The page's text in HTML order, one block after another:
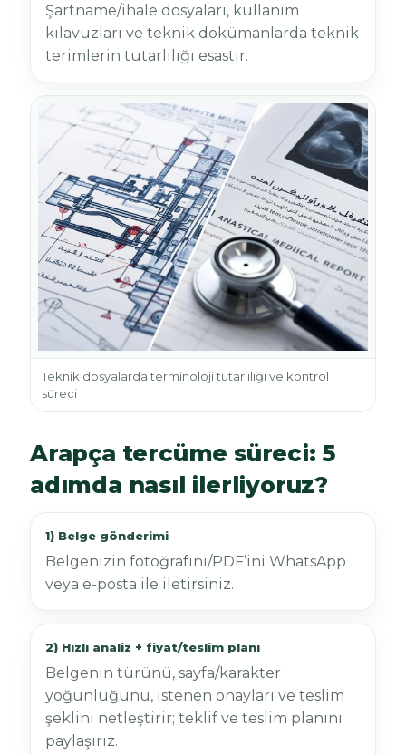
Şartname/ihale dosyaları, kullanım
kılavuzları ve teknik dokümanlarda teknik
terimlerin tutarlılığı esastır.
Teknik dosyalarda terminoloji tutarlılığı ve kontrol
süreci
Arapça tercüme süreci: 5
adımda nasıl ilerliyoruz?
1) Belge gönderimi
Belgenizin fotoğrafını/PDF’ini WhatsApp
veya e-posta ile iletirsiniz.
2) Hızlı analiz + fiyat/teslim planı
Belgenin türünü, sayfa/karakter
yoğunluğunu, istenen onayları ve teslim
şeklini netleştirir; teklif ve teslim planını
paylaşırız.